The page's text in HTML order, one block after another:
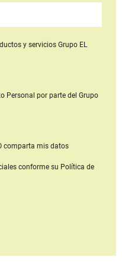
y serviciosGrupo EL
Personal por parte del Grupo
comparta mis datos
conforme su Política de